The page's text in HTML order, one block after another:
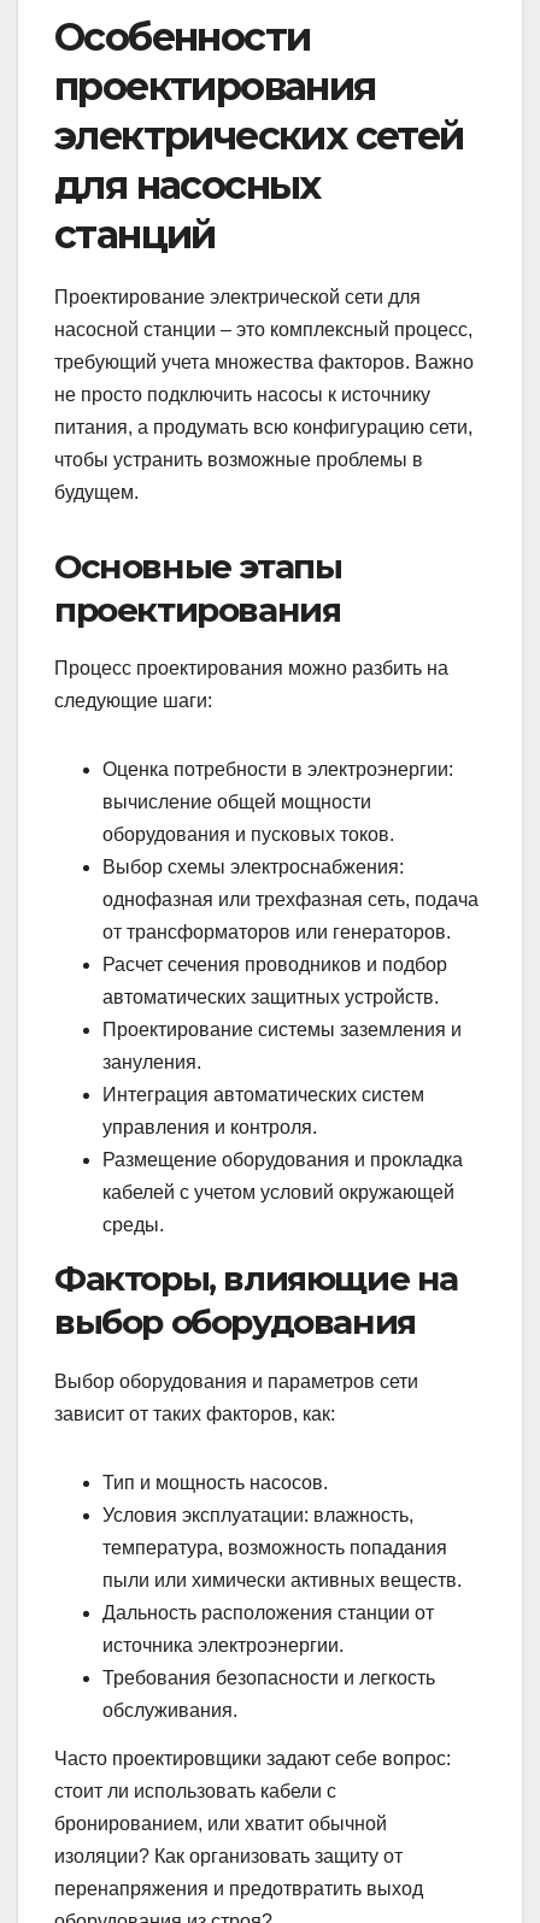
Особенности
проектирования
электрических сетей
для насосных
станций
Проектирование электрической сети для
насосной станции – это комплексный процесс,
требующий учета множества факторов. Важно
не просто подключить насосы к источнику
питания, а продумать всю конфигурацию сети,
чтобы устранить возможные проблемы в
будущем.
Основные этапы
проектирования
Процесс проектирования можно разбить на
следующие шаги:
Оценка потребности в электроэнергии:
вычисление общей мощности
оборудования и пусковых токов.
Выбор схемы электроснабжения:
однофазная или трехфазная сеть, подача
от трансформаторов или генераторов.
Расчет сечения проводников и подбор
автоматических защитных устройств.
Проектирование системы заземления и
зануления.
Интеграция автоматических систем
управления и контроля.
Размещение оборудования и прокладка
кабелей с учетом условий окружающей
среды.
Факторы, влияющие на
выбор оборудования
Выбор оборудования и параметров сети
зависит от таких факторов, как:
Тип и мощность насосов.
Условия эксплуатации: влажность,
температура, возможность попадания
пыли или химически активных веществ.
Дальность расположения станции от
источника электроэнергии.
Требования безопасности и легкость
обслуживания.
Часто проектировщики задают себе вопрос:
стоит ли использовать кабели с
бронированием, или хватит обычной
изоляции? Как организовать защиту от
перенапряжения и предотвратить выход